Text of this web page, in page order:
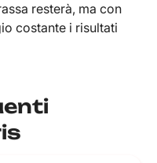
resterà, ma con
costante i risultati